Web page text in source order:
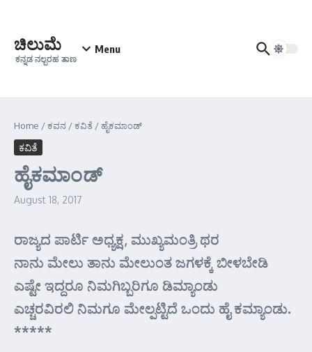
ಚಿಲುಮೆ
ಕನ್ನಡ ನಲ್ಬರಹ ತಾಣ
Menu
Home /ಕವನ /ಕವಿತೆ /ಹೈಕಮಾಂಡ್
ಕವಿತೆ
ಹೈಕಮಾಂಡ್
August 18, 2017
ರಾಜ್ಯದ ಪಾರ್ಟಿ ಅಧ್ಯಕ್ಷ, ಮುಖ್ಯಮಂತ್ರಿ ಥರ
ನಾನು ಮೇಲು ತಾನು ಮೇಲುಂತ ಜಗಳಕ್ಕೆ ಬೀಳಬೇಡಿ
ಎಷ್ಟೇ ಇದ್ದರೂ ನಿಮಗಿಬ್ಬರಿಗೂ ಡಿಮ್ಯಾಂಡು
ಎಚ್ಚರವಿರಲಿ ನಿಮಗೂ ಮೇಲ್ಪಟ್ಟಿದೆ ಒಂದು ಹೈ ಕಮ್ಯಾಂಡು.
*****